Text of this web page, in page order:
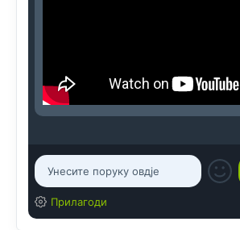
Прилагоди